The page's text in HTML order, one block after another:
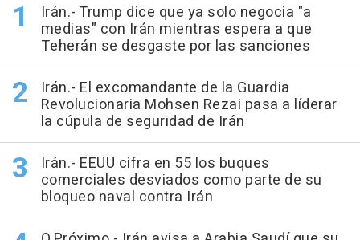
Irán.- Trump dice que ya solo negocia "a
medias" con Irán mientras espera a que
Teherán se desgaste por las sanciones
Irán.- El excomandante de la Guardia
Revolucionaria Mohsen Rezai pasa a líderar
la cúpula de seguridad de Irán
Irán.- EEUU cifra en 55 los buques
comerciales desviados como parte de su
bloqueo naval contra Irán